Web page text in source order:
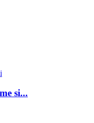
si...